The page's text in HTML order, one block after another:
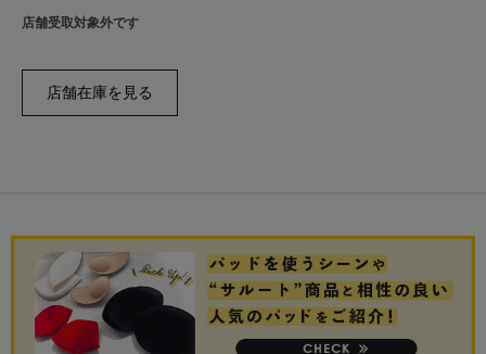
店舗受取対象外です